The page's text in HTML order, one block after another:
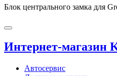
Блок центрального замка для
Интернет-магазин
Автосервис